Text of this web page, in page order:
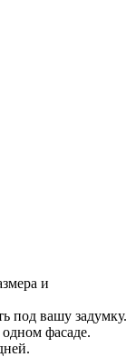
и
под вашу задумку.
фасаде.